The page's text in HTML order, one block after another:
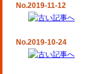
No.2019-11-12
No.2019-10-24